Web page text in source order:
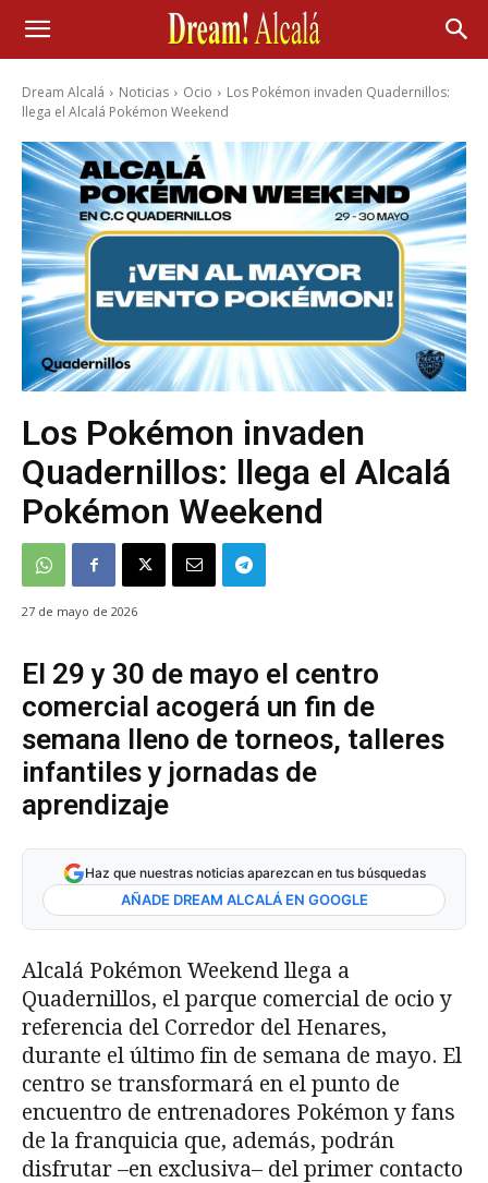
Dream Alcalá Noticias Ocio
Los Pokémon invaden Quadernillos:
llega el Alcalá Pokémon Weekend
Los Pokémon invaden
Quadernillos: llega el Alcalá
Pokémon Weekend
27 de mayo de 2026
El 29 y 30 de mayo el centro
comercial acogerá un fin de
semana lleno de torneos, talleres
infantiles y jornadas de
aprendizaje
Haz que nuestras noticias aparezcan en tus búsquedas
AÑADE DREAM ALCALÁ EN GOOGLE
Alcalá Pokémon Weekend llega a
Quadernillos, el parque comercial de ocio y
referencia del Corredor del Henares,
durante el último fin de semana de mayo. El
centro se transformará en el punto de
encuentro de entrenadores Pokémon y fans
de la franquicia que, además, podrán
disfrutar –en exclusiva– del primer contacto